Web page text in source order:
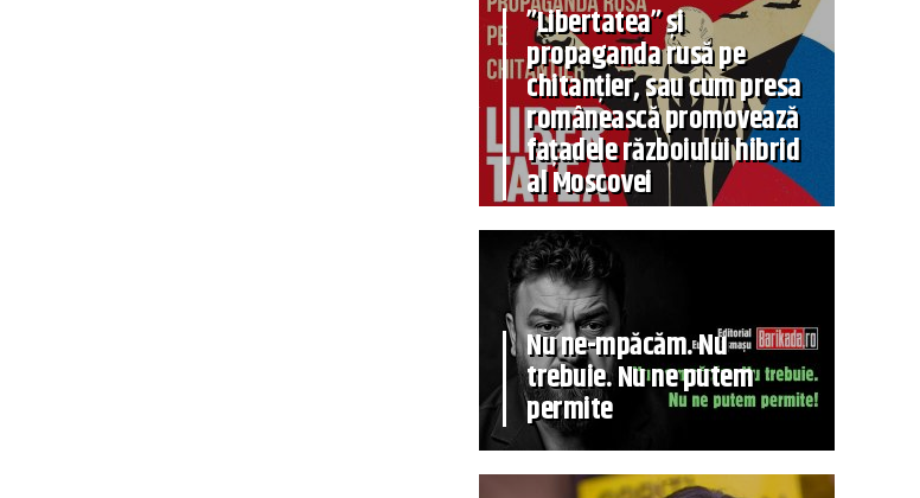
”Libertatea” și
propaganda rusă pe
chitanțier, sau cum presa
românească promovează
fațadele războiului hibrid
al Moscovei
Nu ne-mpăcăm. Nu
trebuie. Nu ne putem
permite